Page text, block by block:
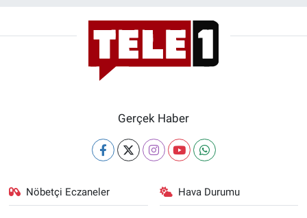
Gerçek Haber
Nöbetçi Eczaneler Hava Durumu